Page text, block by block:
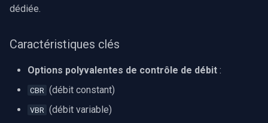
dédiée.
Caractéristiques clés
Options polyvalentes de contrôle de débit :
CBR (débit constant)
VBR (débit variable)